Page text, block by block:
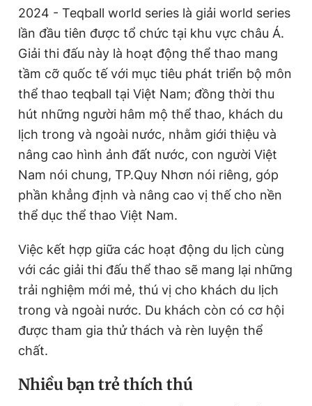
2024 - Teqball world series là giải world series
lần đầu tiên được tổ chức tại khu vực châu Á.
Giải thi đấu này là hoạt động thể thao mang
tầm cỡ quốc tế với mục tiêu phát triển bộ môn
thể thao teqball tại Việt Nam; đồng thời thu
hút những người hâm mộ thể thao, khách du
lịch trong và ngoài nước, nhằm giới thiệu và
nâng cao hình ảnh đất nước, con người Việt
Nam nói chung, TP.Quy Nhơn nói riêng, góp
phần khẳng định và nâng cao vị thế cho nền
thể dục thể thao Việt Nam.
Việc kết hợp giữa các hoạt động du lịch cùng
với các giải thi đấu thể thao sẽ mang lại những
trải nghiệm mới mẻ, thú vị cho khách du lịch
trong và ngoài nước. Du khách còn có cơ hội
được tham gia thử thách và rèn luyện thể
chất.
Nhiều bạn trẻ thích thú